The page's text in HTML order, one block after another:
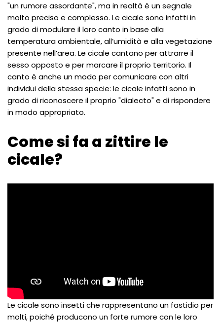
"un rumore assordante", ma in realtà è un segnale
molto preciso e complesso. Le cicale sono infatti in
grado di modulare il loro canto in base alla
temperatura ambientale, all’umidità e alla vegetazione
presente nell’area. Le cicale cantano per attrarre il
sesso opposto e per marcare il proprio territorio. Il
canto è anche un modo per comunicare con altri
individui della stessa specie: le cicale infatti sono in
grado di riconoscere il proprio "dialecto" e di rispondere
in modo appropriato.
Come si fa a zittire le
cicale?
Le cicale sono insetti che rappresentano un fastidio per
molti, poiché producono un forte rumore con le loro